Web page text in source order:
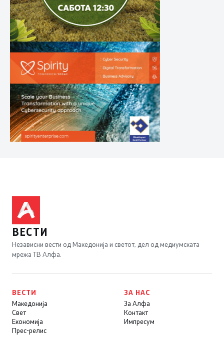
ВЕСТИ
Независни вести од Македонија и светот, дел од медиумската
мрежа ТВ Алфа.
ВЕСТИ
Македонија
Свет
Економија
Прес-релис
ЗА НАС
За Алфа
Контакт
Импресум